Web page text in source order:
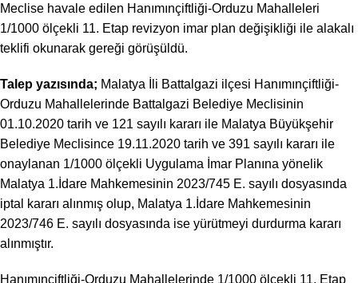
Meclise havale edilen Hanımınçiftliği-Orduzu Mahalleleri
1/1000 ölçekli 11. Etap revizyon imar plan değişikliği ile alakalı
teklifi okunarak gereği görüşüldü.
Talep yazısında; Malatya İli Battalgazi ilçesi Hanımınçiftliği-
Orduzu Mahallelerinde Battalgazi Belediye Meclisinin
01.10.2020 tarih ve 121 sayılı kararı ile Malatya Büyükşehir
Belediye Meclisince 19.11.2020 tarih ve 391 sayılı kararı ile
onaylanan 1/1000 ölçekli Uygulama İmar Planına yönelik
Malatya 1.İdare Mahkemesinin 2023/745 E. sayılı dosyasında
iptal kararı alınmış olup, Malatya 1.İdare Mahkemesinin
2023/746 E. sayılı dosyasında ise yürütmeyi durdurma kararı
alınmıştır.
Hanımınçiftliği-Orduzu Mahallelerinde 1/1000 ölçekli 11. Etap